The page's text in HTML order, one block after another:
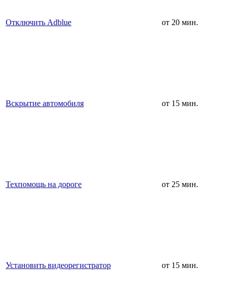
Отключить Adblue от 20 мин.
Вскрытие автомобиля от 15 мин.
Техпомощь на дороге от 25 мин.
Установить видеорегистратор от 15 мин.